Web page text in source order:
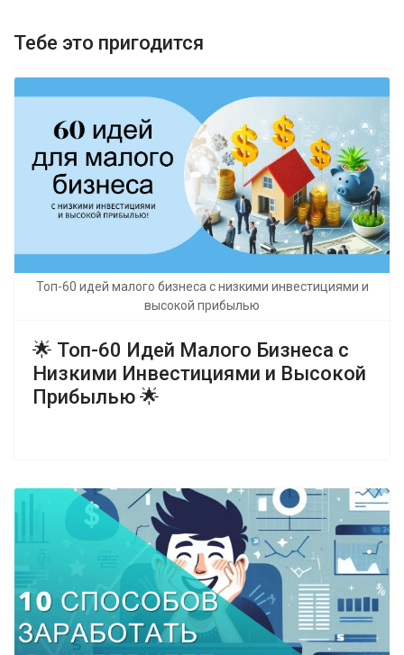
Тебе это пригодится
Топ-60 идей малого бизнеса с низкими инвестициями и
высокой прибылью
🌟 Топ-60 Идей Малого Бизнеса с
Низкими Инвестициями и Высокой
Прибылью 🌟